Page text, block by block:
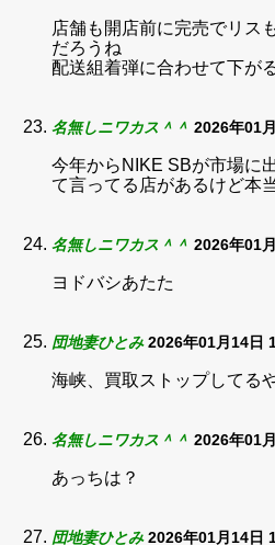
店舗も開店前に完売でリス
だろうね
配送組着弾に合わせて下が
名無しニワカス＾＾ 2026年01
今年からNIKE SBが市場に
て言ってる店があるけど本
名無しニワカス＾＾ 2026年01
ヨドバシあたた
団地妻ひとみ 2026年01月14日
海峡、買取ストップしてる
名無しニワカス＾＾ 2026年01
あっちは？
団地妻ひとみ 2026年01月14日